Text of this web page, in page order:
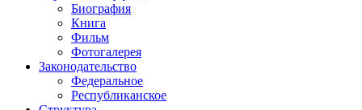
Биография
Книга
Фильм
Фотогалерея
Законодательство
Федеральное
Республиканское